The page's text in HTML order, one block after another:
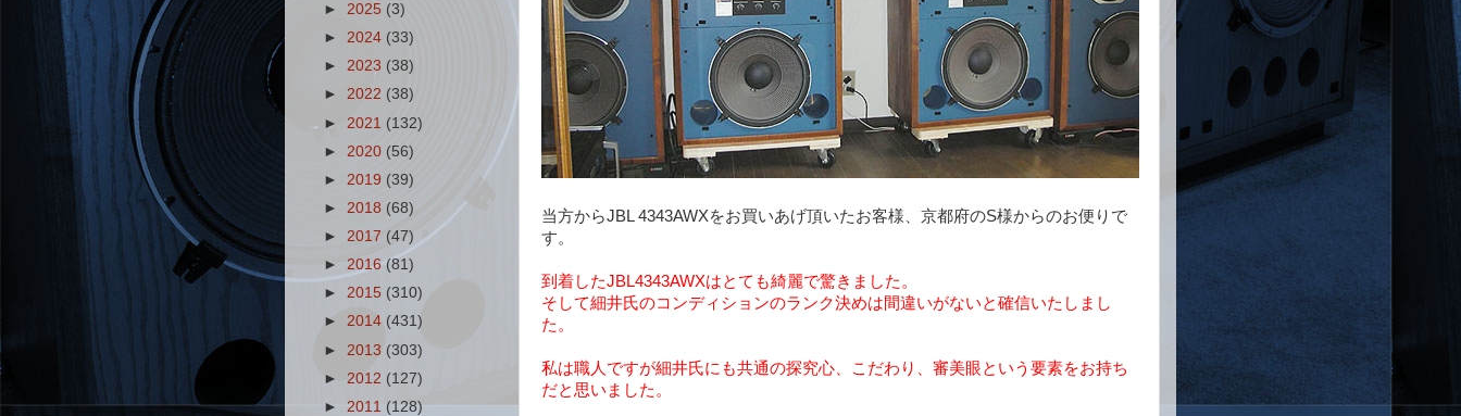
当方からJBL 4343AWXをお買いあげ頂いたお客様、京都府のS様からのお便りで
す。
到着したJBL4343AWXはとても綺麗で驚きました。
そして細井氏のコンディションのランク決めは間違いがないと確信いたしまし
た。
私は職人ですが細井氏にも共通の探究心、こだわり、審美眼という要素をお持ち
だと思いました。
► 2025 (3)
► 2024 (33)
► 2023 (38)
► 2022 (38)
► 2021 (132)
► 2020 (56)
► 2019 (39)
► 2018 (68)
► 2017 (47)
► 2016 (81)
► 2015 (310)
► 2014 (431)
► 2013 (303)
► 2012 (127)
► 2011 (128)